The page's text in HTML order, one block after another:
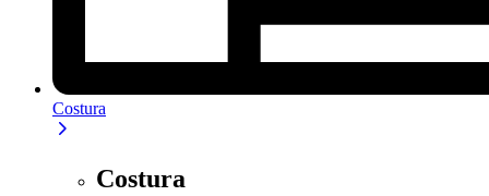
Costura
Costura